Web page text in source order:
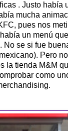
. Justo había
mucha
pues nos
un menú
No se si fue
Pero
la tienda M&M
como